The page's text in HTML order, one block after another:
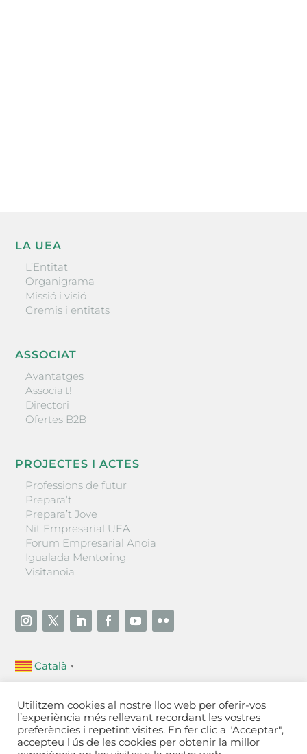
LA UEA
L’Entitat
Organigrama
Missió i visió
Gremis i entitats
ASSOCIAT
Avantatges
Associa’t!
Directori
Ofertes B2B
PROJECTES I ACTES
Professions de futur
Prepara’t
Prepara’t Jove
Nit Empresarial UEA
Forum Empresarial Anoia
Igualada Mentoring
Visitanoia
Català ▼
Unió Empresarial de l’Anoia (UEA)
Ctra. de Manresa, 131, 08700 – Igualada(Barcelona)
Tel 93 805 22 92
Utilitzem cookies al nostre lloc web per oferir-vos
l’experiència més rellevant recordant les vostres
preferències i repetint visites. En fer clic a "Acceptar",
accepteu l'ús de les cookies per obtenir la millor